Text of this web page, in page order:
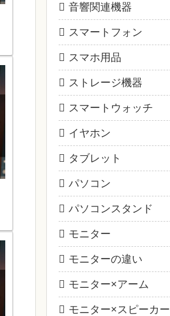
音響関連機器
スマートフォン
スマホ用品
ストレージ機器
スマートウォッチ
イヤホン
タブレット
パソコン
パソコンスタンド
モニター
モニターの違い
モニター×アーム
モニター×スピーカー